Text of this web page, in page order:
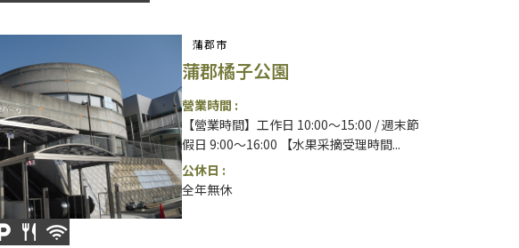
蒲郡市
蒲郡橘子公園
營業時間 :
【營業時間】工作日 10:00～15:00 / 週末節
假日 9:00～16:00 【水果采摘受理時間...
公休日 :
全年無休